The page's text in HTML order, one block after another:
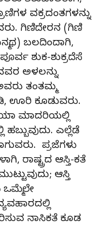
ವಕ್ರದಂತಗಳನ್ನು
ಗಿಣಿದೇರನ (ಗಿಣಿ
ಬಲದಿಂದಾಗಿ,
ಶುಕ-ಶುಕ್ರದೆಸೆ
ಅಳಲನ್ನು
ತಂತಮ್ಮ
ಊರಿ ಕೂಡುವರು.
ಮಾದರಿಯಲ್ಲಿ
ಎಲ್ಲೆಡೆ
ಪ್ರಜೆಗಳು
ರಾಷ್ಟ್ರದ ಆಸ್ತಿ-ಕತೆ
ಆಸ್ತಿ
ನಾಸಿಕತೆ ಕೂಡ